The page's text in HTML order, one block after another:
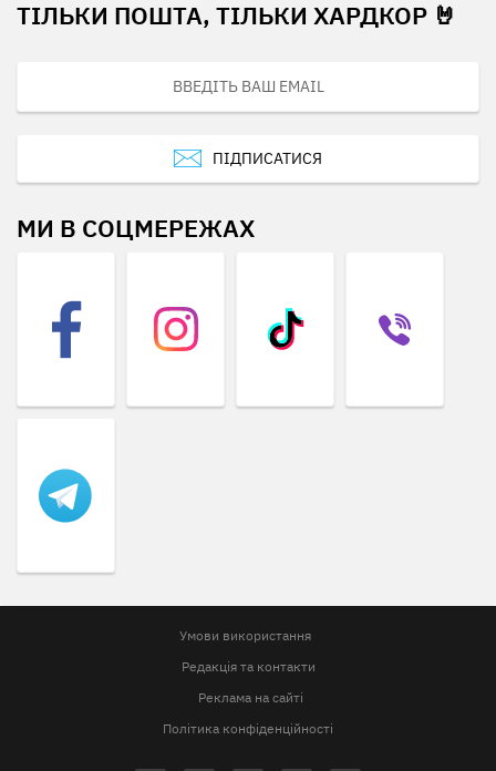
ТІЛЬКИ ПОШТА, ТІЛЬКИ ХАРДКОР 🤘
ПІДПИСАТИСЯ
МИ В СОЦМЕРЕЖАХ
Умови використання
Редакція та контакти
Реклама на сайті
Політика конфіденційності